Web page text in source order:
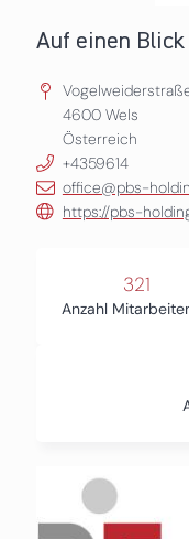
Auf einen Blick
4600 Wels
Österreich
+4359614
office@pbs-
https://pbs-
321
Anzahl